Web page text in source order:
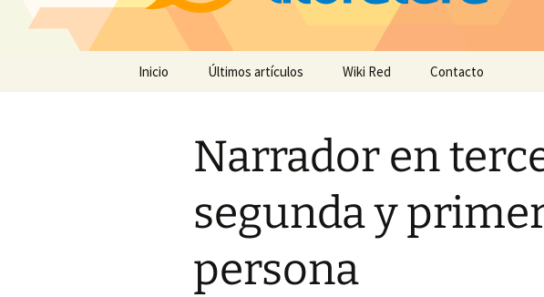
Inicio Últimos artículos Wiki Red Contacto
Narrador en
segunda y
persona